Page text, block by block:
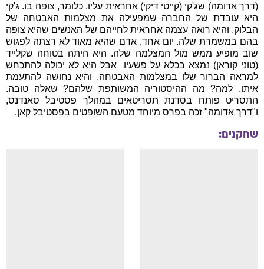
(דרך אדומה) שג'קי (קייטי דיקי) אחראית עליו. כלומר, צופה בו. ג'קי
היא עובדת של החברה שמפעילה את מצלמות האבטחה של
הבלוק, והיא רואה עצמה אחראית לחייהם של האנשים שהיא צופה
בהם במשמרת שלה. יום אחד, אדם שהיא מאוד לא רצתה לפגוש
שוב מופיע ממש מול המצלמה שלה. היא היתה בטוחה שקלייד
(טוני קוראן) נמצא בכלא על פשעיו  אבל היא לא יכולה להתכחש
למראה הברור שלו במצלמות האבטחה, והיא נחושה להתעמת
איתו. למה? מה ההיסטוריה המשותפת שלהם? שאלה טובה.
התסריט פותח בסדנת תסריטאים במהלך פסטיבל סאנדנס,
ו"דרך אדומה" זכה בפרס מיוחד מטעם השופטים בפסטיבל קאן.
שחקנים: